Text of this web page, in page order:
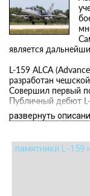
является
L-159 ALCA
разработан
Совершил первый
Публичный дебют
года в рамках
Братиславе.
двухместный L-
развернуть
памятники L-159